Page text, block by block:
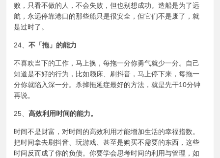
败，只看不做的人，不会失败，但也别想成功。造船是为了远
航，永远停靠港口的那些船只是很安全，但它们不是废了，就
是过时了。
24、不「拖」的能力
不喜欢当下的工作，马上换，每拖一分你勇气就少一分。自己
知道是不好的行为，比如赖床、刷抖音，马上停下来，每拖一
分你就陷入深一分。杀掉拖延症最好的方法，就是先干10分钟
再说。
25、高效利用时间的能力。
时间不是财富，对时间的高效利用才能增加生活的幸福指数。
把时间拿去刷抖音、玩游戏、甚至是购买不需要的东西，这些
时间反而成了你的负债。你要学会思考时间的利用与管理，如